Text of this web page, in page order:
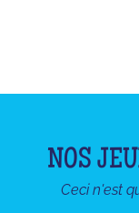
NOS
Ceci n'est